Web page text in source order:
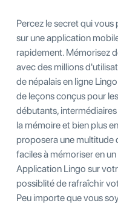
Percez le secret qui
sur une application
rapidement. Mémorisez
avec des millions
de népalais en ligne
de leçons conçus pour
débutants,
la mémoire et bien plus
proposera une multitude
faciles à mémoriser en
Application Lingo sur
possiblité de rafraîchir
Peu importe que vous